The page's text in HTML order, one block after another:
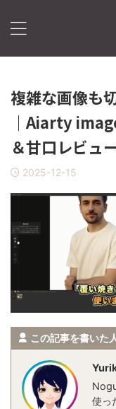
複雑な画像も
｜Aiarty
＆甘口レビュ
2025-12-15
この記事を書いた
使っ